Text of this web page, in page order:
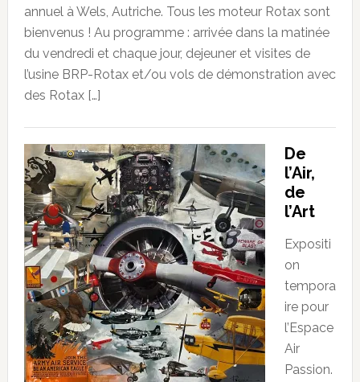
annuel à Wels, Autriche. Tous les moteur Rotax sont
bienvenus ! Au programme : arrivée dans la matinée
du vendredi et chaque jour, dejeuner et visites de
l’usine BRP-Rotax et/ou vols de démonstration avec
des Rotax […]
De
l’Air,
de
l’Art
Expositi
on
tempora
ire pour
l’Espace
Air
Passion.